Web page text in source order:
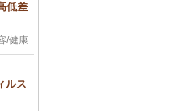
低差
/健康
ルス